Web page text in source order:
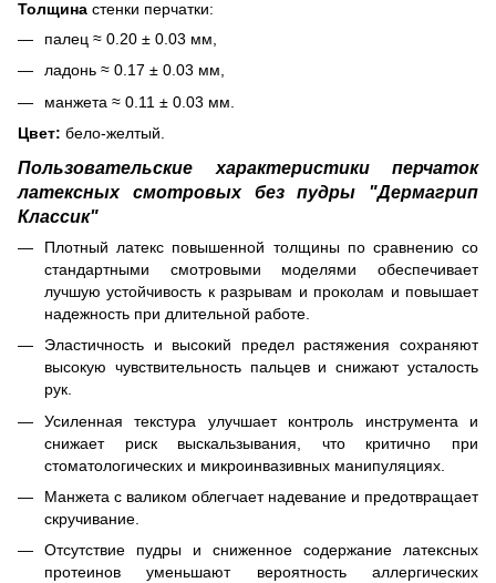
Толщина стенки перчатки:
палец ≈ 0.20 ± 0.03 мм,
ладонь ≈ 0.17 ± 0.03 мм,
манжета ≈ 0.11 ± 0.03 мм.
Цвет: бело-желтый.
Пользовательские характеристики перчаток
латексных смотровых без пудры "Дермагрип
Классик"
Плотный латекс повышенной толщины по сравнению со
стандартными смотровыми моделями обеспечивает
лучшую устойчивость к разрывам и проколам и повышает
надежность при длительной работе.
Эластичность и высокий предел растяжения сохраняют
высокую чувствительность пальцев и снижают усталость
рук.
Усиленная текстура улучшает контроль инструмента и
снижает риск выскальзывания, что критично при
стоматологических и микроинвазивных манипуляциях.
Манжета с валиком облегчает надевание и предотвращает
скручивание.
Отсутствие пудры и сниженное содержание латексных
протеинов уменьшают вероятность аллергических